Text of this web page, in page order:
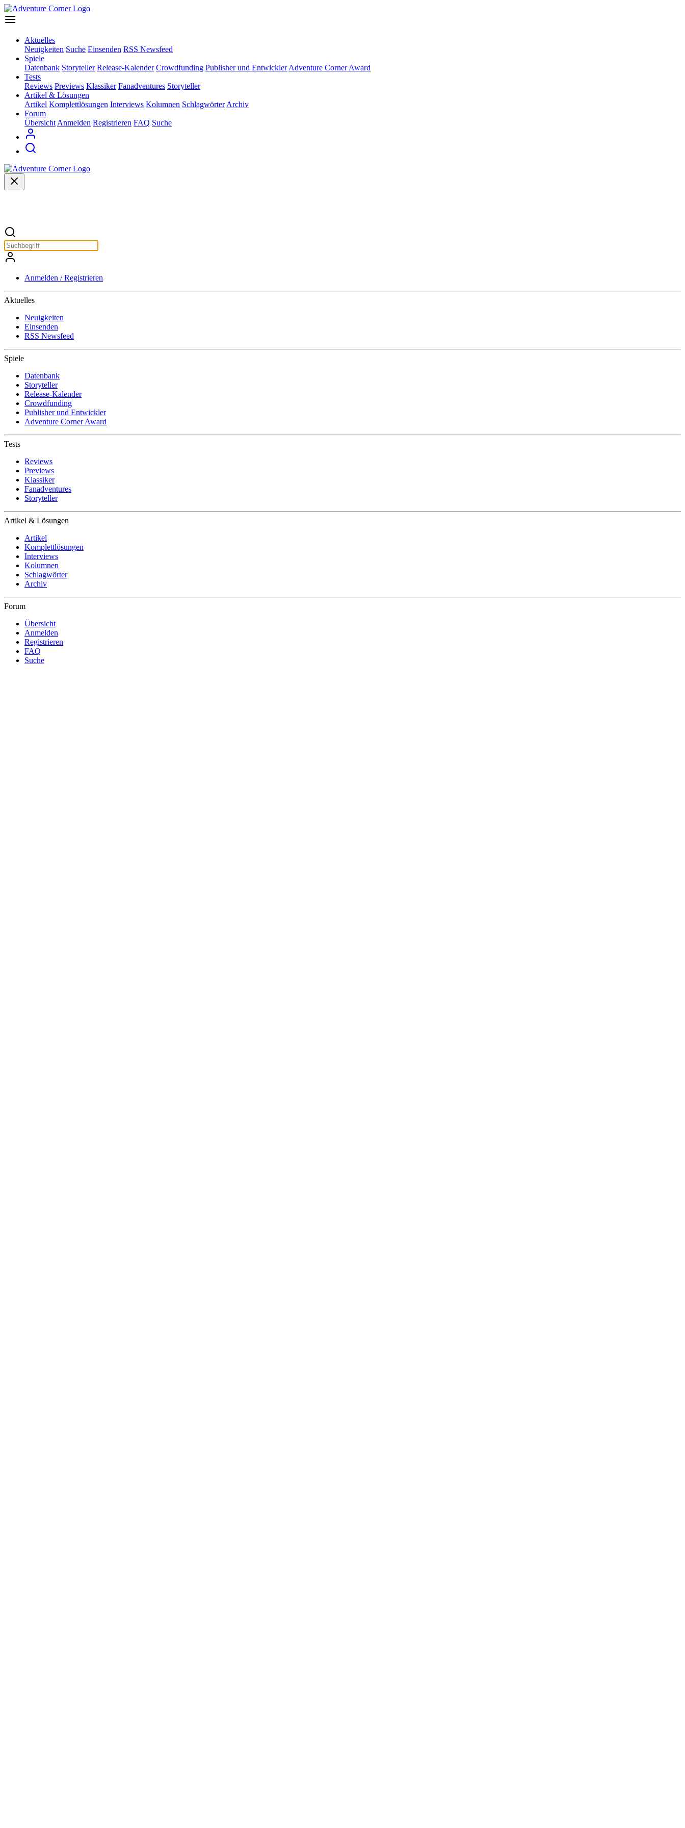
Aktuelles
Neuigkeiten Suche Einsenden RSS Newsfeed
Spiele
Datenbank Storyteller Release-Kalender Crowdfunding Publisher und Entwickler Adventure Corner Award
Tests
Reviews Previews Klassiker Fanadventures Storyteller
Artikel & Lösungen
Artikel Komplettlösungen Interviews Kolumnen Schlagwörter Archiv
Forum
Übersicht Anmelden Registrieren FAQ Suche
Anmelden / Registrieren
Aktuelles
Neuigkeiten
Einsenden
RSS Newsfeed
Spiele
Datenbank
Storyteller
Release-Kalender
Crowdfunding
Publisher und Entwickler
Adventure Corner Award
Tests
Reviews
Previews
Klassiker
Fanadventures
Storyteller
Artikel & Lösungen
Artikel
Komplettlösungen
Interviews
Kolumnen
Schlagwörter
Archiv
Forum
Übersicht
Anmelden
Registrieren
FAQ
Suche